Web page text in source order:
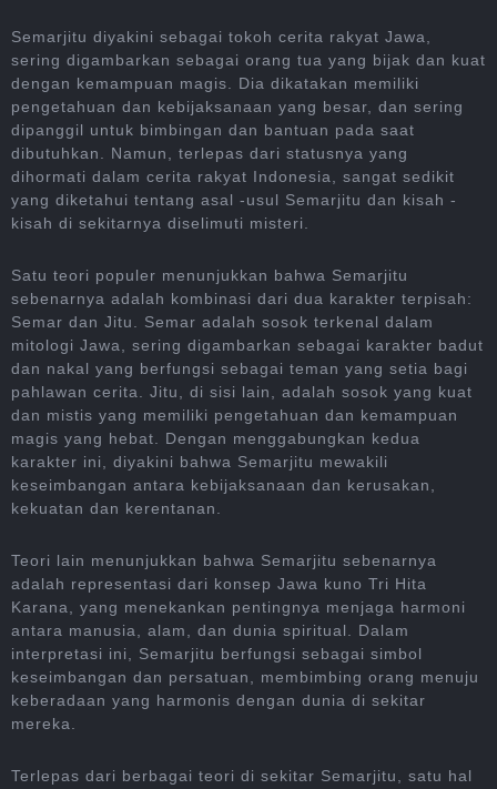
Semarjitu diyakini sebagai tokoh cerita rakyat Jawa,
sering digambarkan sebagai orang tua yang bijak dan kuat
dengan kemampuan magis. Dia dikatakan memiliki
pengetahuan dan kebijaksanaan yang besar, dan sering
dipanggil untuk bimbingan dan bantuan pada saat
dibutuhkan. Namun, terlepas dari statusnya yang
dihormati dalam cerita rakyat Indonesia, sangat sedikit
yang diketahui tentang asal -usul Semarjitu dan kisah -
kisah di sekitarnya diselimuti misteri.
Satu teori populer menunjukkan bahwa Semarjitu
sebenarnya adalah kombinasi dari dua karakter terpisah:
Semar dan Jitu. Semar adalah sosok terkenal dalam
mitologi Jawa, sering digambarkan sebagai karakter badut
dan nakal yang berfungsi sebagai teman yang setia bagi
pahlawan cerita. Jitu, di sisi lain, adalah sosok yang kuat
dan mistis yang memiliki pengetahuan dan kemampuan
magis yang hebat. Dengan menggabungkan kedua
karakter ini, diyakini bahwa Semarjitu mewakili
keseimbangan antara kebijaksanaan dan kerusakan,
kekuatan dan kerentanan.
Teori lain menunjukkan bahwa Semarjitu sebenarnya
adalah representasi dari konsep Jawa kuno Tri Hita
Karana, yang menekankan pentingnya menjaga harmoni
antara manusia, alam, dan dunia spiritual. Dalam
interpretasi ini, Semarjitu berfungsi sebagai simbol
keseimbangan dan persatuan, membimbing orang menuju
keberadaan yang harmonis dengan dunia di sekitar
mereka.
Terlepas dari berbagai teori di sekitar Semarjitu, satu hal